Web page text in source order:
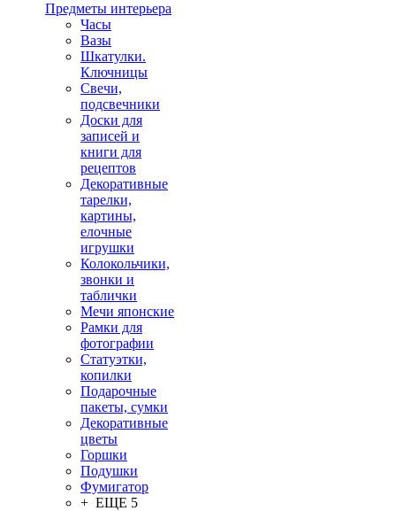
Предметы интерьера
Часы
Вазы
Шкатулки.
Ключницы
Свечи,
подсвечники
Доски для
записей и
книги для
рецептов
Декоративные
тарелки,
картины,
елочные
игрушки
Колокольчики,
звонки и
таблички
Мечи японские
Рамки для
фотографии
Статуэтки,
копилки
Подарочные
пакеты, сумки
Декоративные
цветы
Горшки
Подушки
Фумигатор
+ ЕЩЕ 5